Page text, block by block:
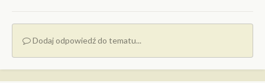
Dodaj odpowiedź do tematu...